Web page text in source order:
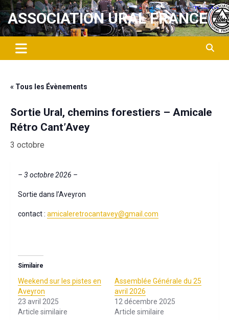
Aller
au
contenu
ASSOCIATION URAL FRANCE
« Tous les Évènements
Sortie Ural, chemins forestiers – Amicale
Rétro Cant’Avey
3 octobre
– 3 octobre 2026 –
Sortie dans l’Aveyron
contact : amicaleretrocantavey@gmail.com
Similaire
Weekend sur les pistes en
Aveyron
23 avril 2025
Article similaire
Assemblée Générale du 25
avril 2026
12 décembre 2025
Article similaire